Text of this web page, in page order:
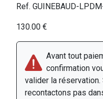
Ref. GUINEBAUD-
130.00 €
Avant tout
confirmation
valider la réservation.
recontactons pas